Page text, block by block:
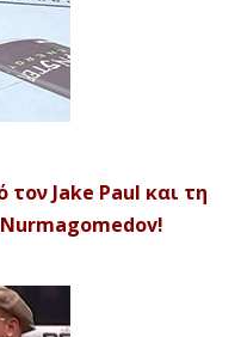
Jake Paul και τη